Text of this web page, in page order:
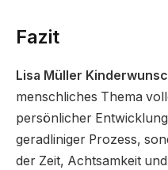
Fazit
Lisa Müller
menschliches Thema
persönlicher
geradliniger Prozess,
der Zeit, Achtsamkeit